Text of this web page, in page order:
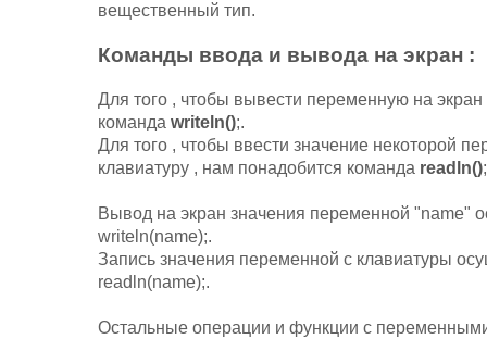
вещественный тип.
Команды ввода и вывода на экран :
Для того , чтобы вывести переменную на
команда writeln();.
Для того , чтобы ввести значение некоторой
клавиатуру , нам понадобится команда readln();
Вывод на экран значения переменной "name"
writeln(name);.
Запись значения переменной с клавиатуры
readln(name);.
Остальные операции и функции с